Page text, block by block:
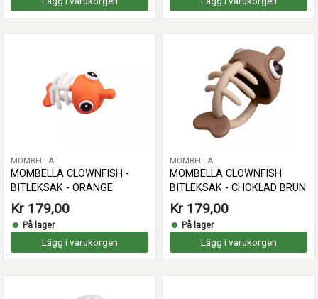
MOMBELLA
MOMBELLA CLOWNFISH -
BITLEKSAK - ORANGE
Kr 179,00
På lager
Lägg i varukorgen
MOMBELLA
MOMBELLA CLOWNFISH
BITLEKSAK - CHOKLAD BRUN
Kr 179,00
På lager
Lägg i varukorgen